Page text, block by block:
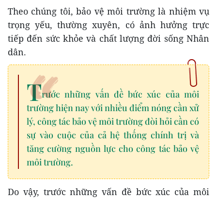
Theo chúng tôi, bảo vệ môi trường là nhiệm vụ
trọng yếu, thường xuyên, có ảnh hưởng trực
tiếp đến sức khỏe và chất lượng đời sống Nhân
dân.
Trước những vấn đề bức xúc của môi
trường hiện nay với nhiều điểm nóng cần xử
lý, công tác bảo vệ môi trường đòi hỏi cần có
sự vào cuộc của cả hệ thống chính trị và
tăng cường nguồn lực cho công tác bảo vệ
môi trường.
Do vậy, trước những vấn đề bức xúc của môi